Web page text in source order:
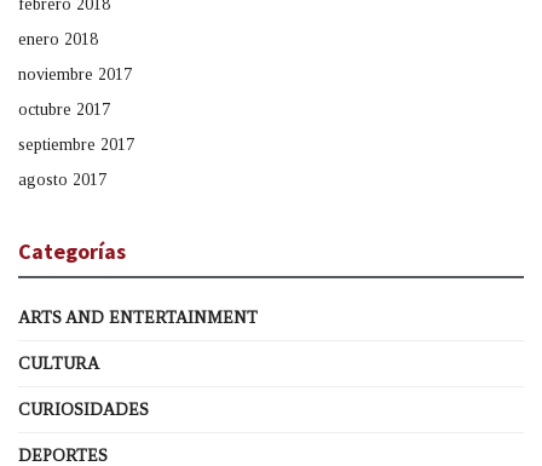
febrero 2018
enero 2018
noviembre 2017
octubre 2017
septiembre 2017
agosto 2017
Categorías
ARTS AND ENTERTAINMENT
CULTURA
CURIOSIDADES
DEPORTES